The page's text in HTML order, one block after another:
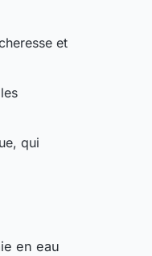
et
qui
en eau